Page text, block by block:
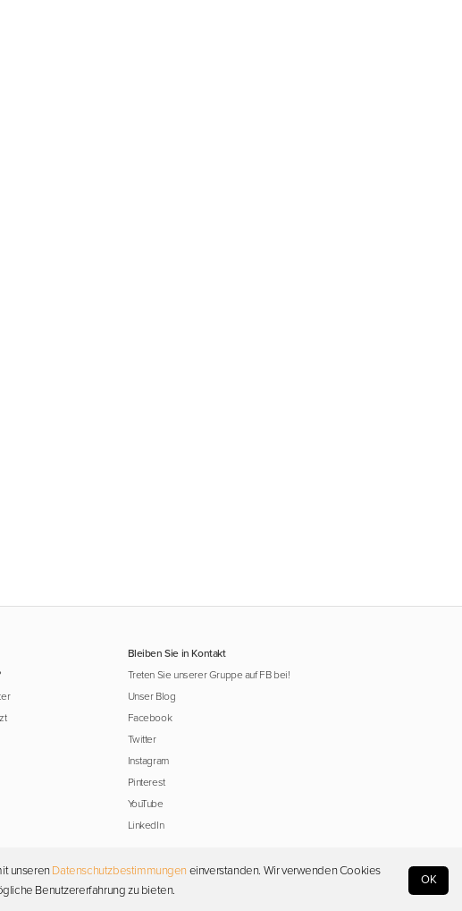
Bleiben Sie in Kontakt
Treten Sie unserer Gruppe auf FB bei!
Unser Blog
Facebook
Twitter
Instagram
Pinterest
YouTube
LinkedIn
unserenDatenschutzbestimmungen einverstanden. Wir verwenden Cookies
Benutzererfahrung zu bieten.
OK